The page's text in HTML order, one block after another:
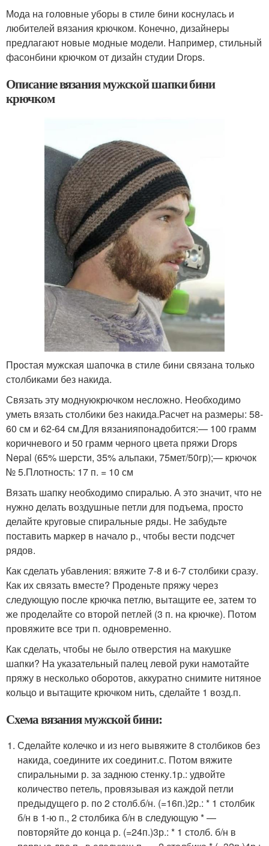
Мода на головные уборы в стиле бини коснулась и
любителей вязания крючком. Конечно, дизайнеры
предлагают новые модные модели. Например, стильный
фасонбини крючком от дизайн студии Drops.
Описание вязания мужской шапки бини
крючком
Простая мужская шапочка в стиле бини связана только
столбиками без накида.
Связать эту моднуюкрючком несложно. Необходимо
уметь вязать столбики без накида.Расчет на размеры: 58-
60 см и 62-64 см.Для вязанияпонадобится:— 100 грамм
коричневого и 50 грамм черного цвета пряжи Drops
Nepal (65% шерсти, 35% альпаки, 75мет/50гр);— крючок
№ 5.Плотность: 17 п. = 10 см
Вязать шапку необходимо спиралью. А это значит, что не
нужно делать воздушные петли для подъема, просто
делайте круговые спиральные ряды. Не забудьте
поставить маркер в начало р., чтобы вести подсчет
рядов.
Как сделать убавления: вяжите 7-8 и 6-7 столбики сразу.
Как их связать вместе? Проденьте пряжу через
следующую после крючка петлю, вытащите ее, затем то
же проделайте со второй петлей (3 п. на крючке). Потом
провяжите все три п. одновременно.
Как сделать, чтобы не было отверстия на макушке
шапки? На указательный палец левой руки намотайте
пряжу в несколько оборотов, аккуратно снимите нитяное
кольцо и вытащите крючком нить, сделайте 1 возд.п.
Схема вязания мужской бини:
Сделайте колечко и из него вывяжите 8 столбиков без
накида, соедините их соединит.с. Потом вяжите
спиральными р. за заднюю стенку.1р.: удвойте
количество петель, провязывая из каждой петли
предыдущего р. по 2 столб.б/н. (=16п.)2р.: * 1 столбик
б/н в 1-ю п., 2 столбика б/н в следующую * —
повторяйте до конца р. (=24п.)3р.: * 1 столб. б/н в